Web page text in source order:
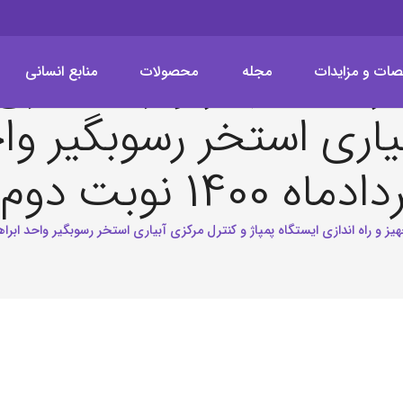
و مزایدات مجله محصولات منابع انسانی ،تجهیز و راه
استخر رسوبگیر
1400 نوبت دوم »
اندازی ایستگاه پمپاژ و کنترل مرکزی آبیاری استخر رسوبگیر واحد ابراهیم آباد